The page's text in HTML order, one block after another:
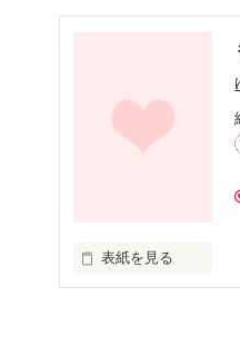
【Believe】の聡side
信じる
信じてた
よかったらそちらも
表紙を見る